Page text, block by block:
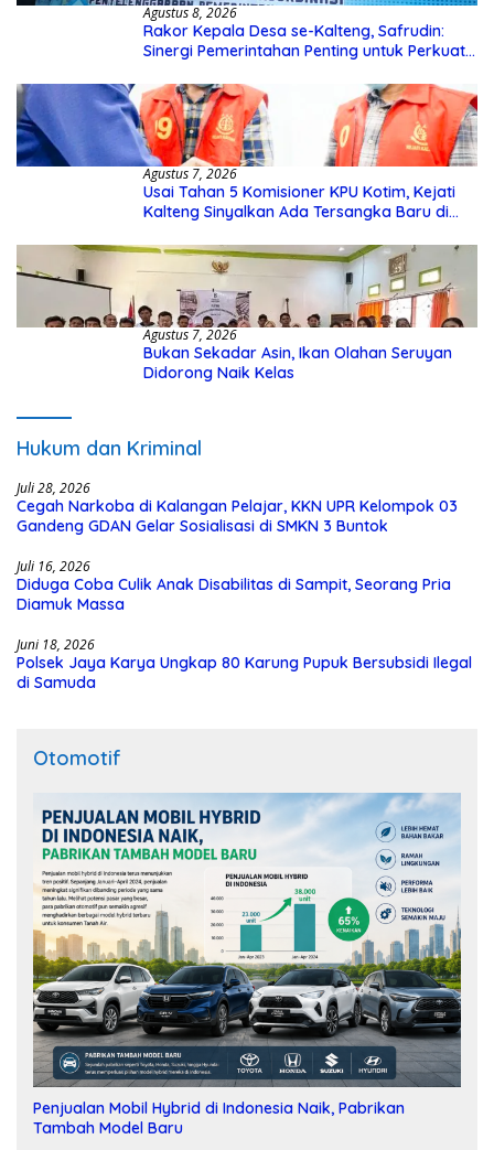
Agustus 8, 2026
Rakor Kepala Desa se-Kalteng, Safrudin:
Sinergi Pemerintahan Penting untuk Perkuat
Agustus 7, 2026
Usai Tahan 5 Komisioner KPU Kotim, Kejati
Kalteng Sinyalkan Ada Tersangka Baru di
Agustus 7, 2026
Bukan Sekadar Asin, Ikan Olahan Seruyan
Didorong Naik Kelas
Hukum dan Kriminal
Juli 28, 2026
Cegah Narkoba di Kalangan Pelajar, KKN UPR Kelompok 03
Gandeng GDAN Gelar Sosialisasi di SMKN 3 Buntok
Juli 16, 2026
Diduga Coba Culik Anak Disabilitas di Sampit, Seorang Pria
Diamuk Massa
Juni 18, 2026
Polsek Jaya Karya Ungkap 80 Karung Pupuk Bersubsidi Ilegal
di Samuda
Otomotif
Penjualan Mobil Hybrid di Indonesia Naik, Pabrikan
Tambah Model Baru